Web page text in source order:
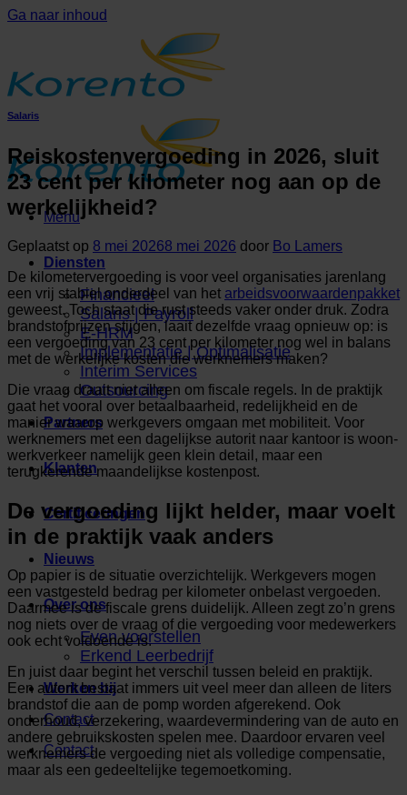
Ga naar inhoud
Menu
Diensten
Financieel
Salaris | Payroll
E-HRM
Implementatie | Optimalisatie
Interim Services
Outsourcing
Partners
Klanten
Certificeringen
Nieuws
Over ons
Even voorstellen
Erkend Leerbedrijf
Werken bij
Contact
Contact
Salaris
Reiskostenvergoeding in 2026, sluit
23 cent per kilometer nog aan op de
werkelijkheid?
Geplaatst op 8 mei 20268 mei 2026 door Bo Lamers
De kilometervergoeding is voor veel organisaties jarenlang
een vrij stabiel onderdeel van het arbeidsvoorwaardenpakket
geweest. Toch staat die rust steeds vaker onder druk. Zodra
brandstofprijzen stijgen, laait dezelfde vraag opnieuw op: is
een vergoeding van 23 cent per kilometer nog wel in balans
met de werkelijke kosten die werknemers maken?
Die vraag draait niet alleen om fiscale regels. In de praktijk
gaat het vooral over betaalbaarheid, redelijkheid en de
manier waarop werkgevers omgaan met mobiliteit. Voor
werknemers met een dagelijkse autorit naar kantoor is woon-
werkverkeer namelijk geen klein detail, maar een
terugkerende maandelijkse kostenpost.
De vergoeding lijkt helder, maar voelt
in de praktijk vaak anders
Op papier is de situatie overzichtelijk. Werkgevers mogen
een vastgesteld bedrag per kilometer onbelast vergoeden.
Daarmee is de fiscale grens duidelijk. Alleen zegt zo’n grens
nog niets over de vraag of die vergoeding voor medewerkers
ook echt voldoende is.
En juist daar begint het verschil tussen beleid en praktijk.
Een autorit bestaat immers uit veel meer dan alleen de liters
brandstof die aan de pomp worden afgerekend. Ook
onderhoud, verzekering, waardevermindering van de auto en
andere gebruikskosten spelen mee. Daardoor ervaren veel
werknemers de vergoeding niet als volledige compensatie,
maar als een gedeeltelijke tegemoetkoming.